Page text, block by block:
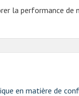
la performance de
en matière de